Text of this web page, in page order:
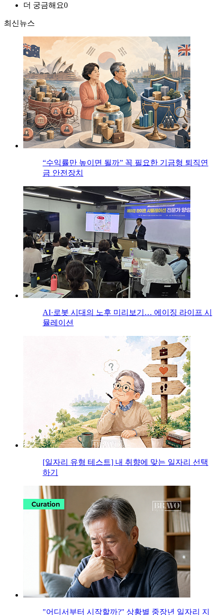
더 궁금해요0
최신뉴스
“수익률만 높이면 될까” 꼭 필요한 기금형 퇴직연
금 안전장치
AI·로봇 시대의 노후 미리보기… 에이징 라이프 시
뮬레이션
[일자리 유형 테스트] 내 취향에 맞는 일자리 선택
하기
"어디서부터 시작할까?" 상황별 중장년 일자리 지